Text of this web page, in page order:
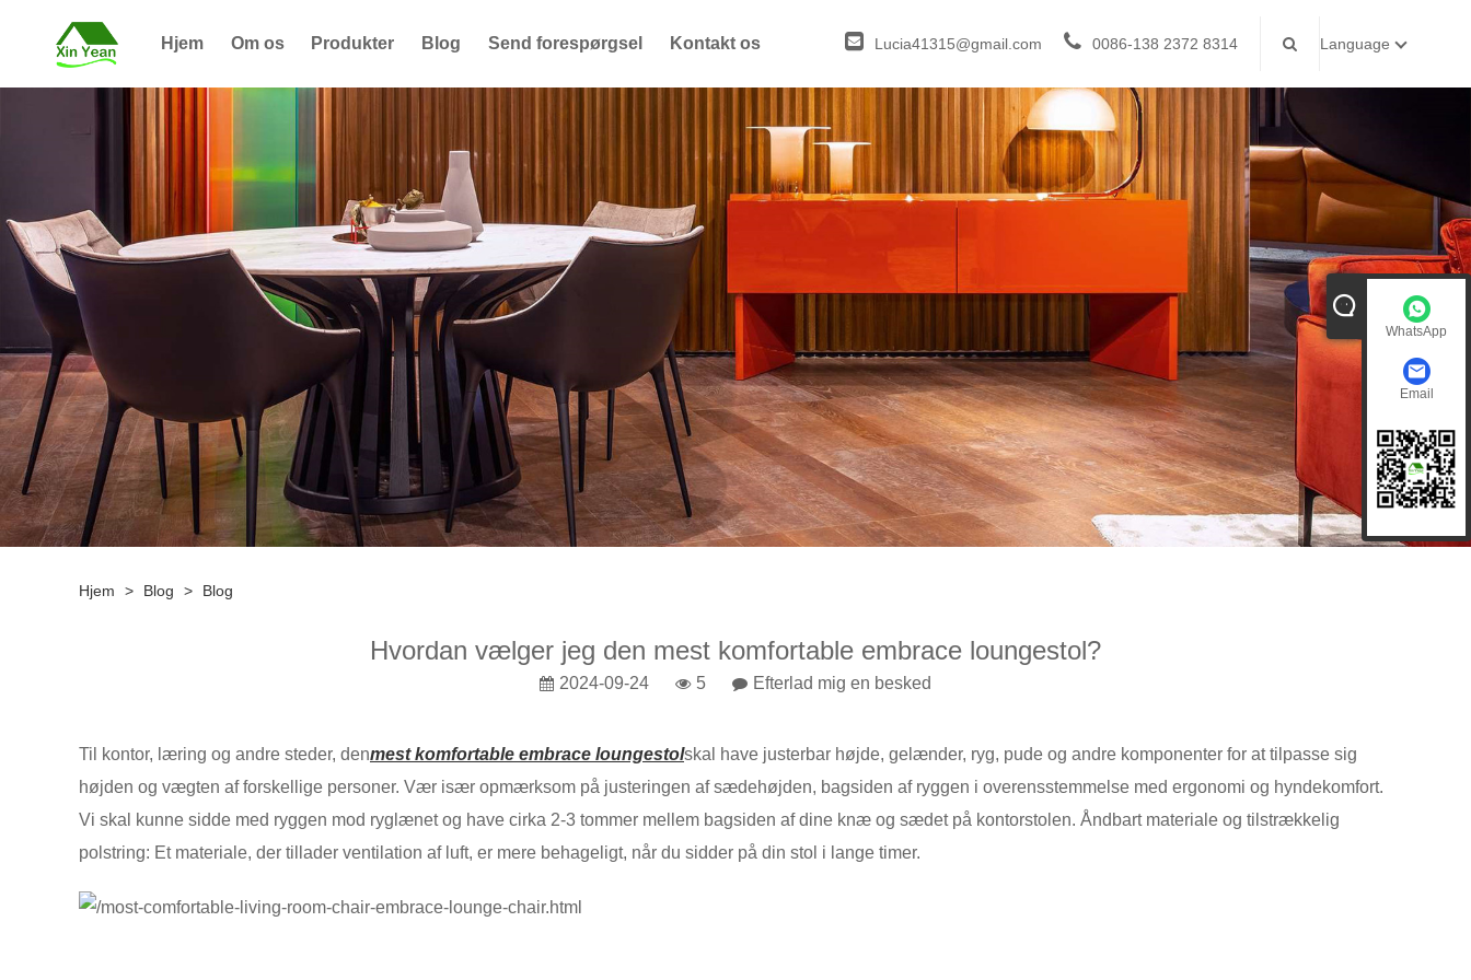
Hjem Om os Produkter Blog Send forespørgsel Kontakt os Lucia41315@gmail.com 0086-138 2372 8314 Language
Hjem > Blog > Blog
Hvordan vælger jeg den mest komfortable embrace loungestol?
2024-09-24 5 Efterlad mig en besked
Til kontor, læring og andre steder, denmest komfortable embrace loungestolskal have justerbar højde, gelænder, ryg, pude og andre komponenter for at tilpasse sig
højden og vægten af ​​forskellige personer. Vær især opmærksom på justeringen af ​​sædehøjden, bagsiden af ​​ryggen i overensstemmelse med ergonomi og hyndekomfort.
Vi skal kunne sidde med ryggen mod ryglænet og have cirka 2-3 tommer mellem bagsiden af ​​dine knæ og sædet på kontorstolen. Åndbart materiale og tilstrækkelig
polstring: Et materiale, der tillader ventilation af luft, er mere behageligt, når du sidder på din stol i lange timer.
WhatsApp
Email